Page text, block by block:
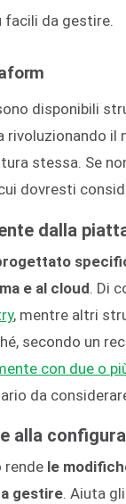
facili da gestire.
disponibili
rivoluzionando il
stessa. Se
dovresti
dalla
e al cloud . Di
, mentre altri
secondo un
con due o
da
alla
rende le
gestire. Aiuta